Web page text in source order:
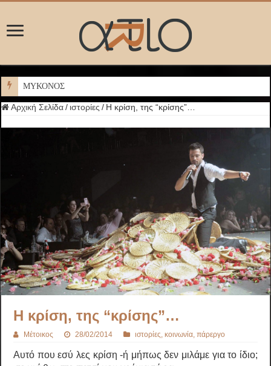
ΜΥΚΟΝΟΣ
Αρχική Σελίδα / ιστορίες / Η κρίση, της “κρίσης”…
Η κρίση, της “κρίσης”…
Μέτοικος 28/02/2014 ιστορίες ,κοινωνία ,πάρεργο
Αυτό που εσύ λες κρίση -ή μήπως δεν μιλάμε για το ίδιο;